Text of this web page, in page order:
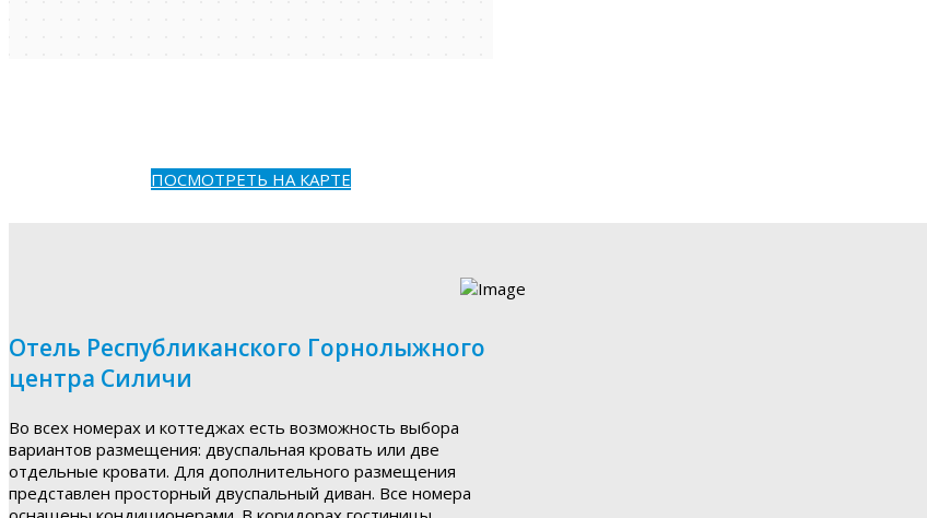
ПОСМОТРЕТЬ НА КАРТЕ
Отель Республиканского Горнолыжного
центра Силичи
Во всех номерах и коттеджах есть возможность выбора
вариантов размещения: двуспальная кровать или две
отдельные кровати. Для дополнительного размещения
представлен просторный двуспальный диван. Все номера